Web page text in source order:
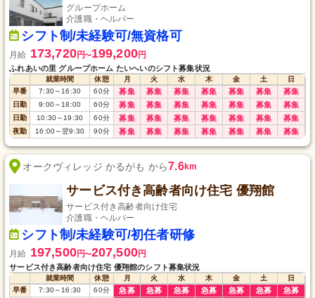
グループホーム
介護職・ヘルパー
シフト制/未経験可/無資格可
月給 173,720円〜199,200円
ふれあいの里 グループホーム たいへいのシフト募集状況
就業時間 休憩 月 火 水 木 金 土
日
早番
7:30～16:30 60分 募集 募集 募集 募集 募集 募集 募集
日勤 9:00～18:00 60分 募集 募集 募集 募集 募集 募集 募集
日勤 10:30～19:30 60分 募集 募集 募集 募集 募集 募集 募集
夜勤 16:00～翌9:30 90分 募集 募集 募集 募集 募集 募集 募集
オークヴィレッジ かるがも から7.6km
サービス付き高齢者向け住宅 優翔館
サービス付き高齢者向け住宅
介護職・ヘルパー
シフト制/未経験可/初任者研修
月給 197,500円〜207,500円
サービス付き高齢者向け住宅 優翔館のシフト募集状況
就業時間 休憩 月 火 水 木 金 土
日
早番
7:30～16:30 60分 急募 急募 急募 急募 急募 急募 急募